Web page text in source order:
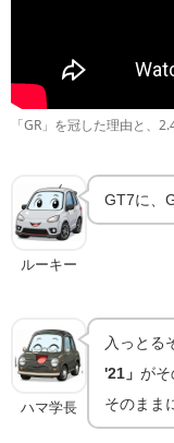
「GR」を冠した理由と、
ルーキー
GT7に、
ハマ学長
入っとる
'21」がそ
そのまま